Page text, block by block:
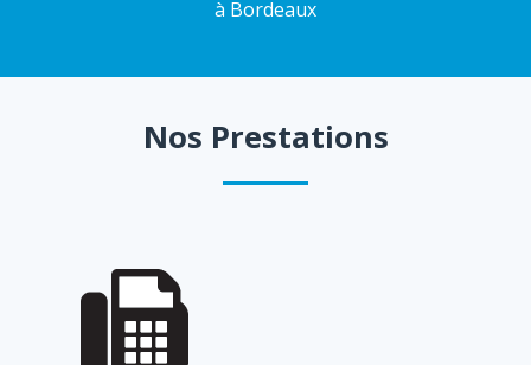
à Bordeaux
Nos Prestations